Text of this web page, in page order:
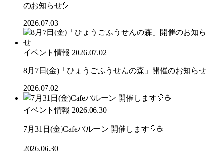
のお知らせ🎈
2026.07.03
イベント情報 2026.07.02
8月7日(金)「ひょうごふうせんの森」開催のお知らせ
2026.07.02
イベント情報 2026.06.30
7月31日(金)Cafeバルーン 開催します🎈☕
2026.06.30